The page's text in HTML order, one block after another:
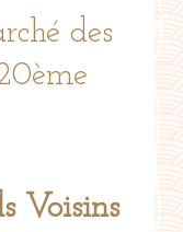
des
Voisins